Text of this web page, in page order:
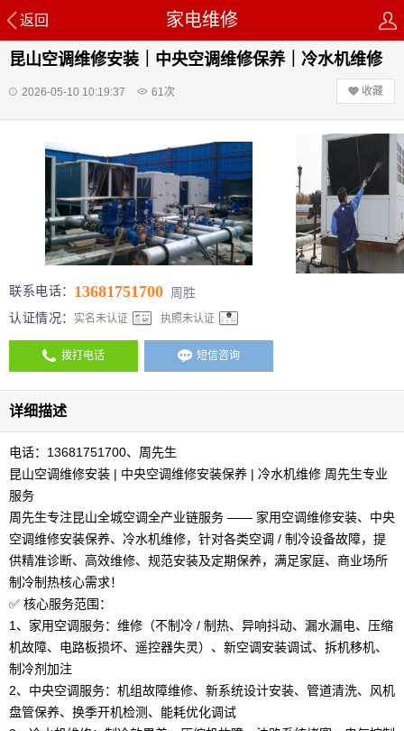
返回 家电维修
昆山空调维修安装｜中央空调维修保养｜冷水机维修
2026-05-10 10:19:37 61次 收藏
联系电话： 13681751700 周胜
认证情况：
实名未认证 执照未认证
拨打电话 短信咨询
详细描述
电话：13681751700、周先生
昆山空调维修安装 | 中央空调维修安装保养 | 冷​‌‌​‌‌水机维修 周先生专业
服务
周先生专注昆山全城空调全产业链服务 —— 家用空调维修安装、中央
空调维修安装保养、冷水机维修，针对各类空调 / 制冷设备故障，提
供精准诊断、高效维修、规范安装及定期保养，满足家庭、商业场所
制冷制热核心需求！
✅ 核心服务范围：
1、家用空调服务：维修（不制冷 / 制热、异响抖动、漏水漏电、压缩
机故障、电路板损坏、遥控器失灵）、新空调安装调试、拆机移机、
制冷剂加注
2、中央空调服务：机组故障维修、新系统设计安装、管道清洗、风机
盘管保养、换季开机检测、能耗优化调试